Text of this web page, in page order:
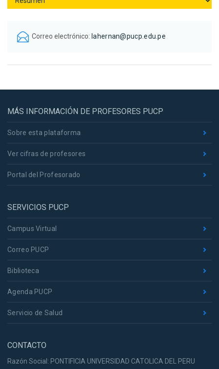
Correo electrónico: lahernan@pucp.edu.pe
MÁS INFORMACIÓN DE PROFESORES PUCP
Sobre esta plataforma
Ver cifras de profesores
Portal del Profesorado
SERVICIOS PUCP
Campus Virtual
Correo PUCP
Biblioteca
Agenda PUCP
Servicio de Salud
CONTACTO
Razón Social: PONTIFICIA UNIVERSIDAD CATOLICA DEL PERU